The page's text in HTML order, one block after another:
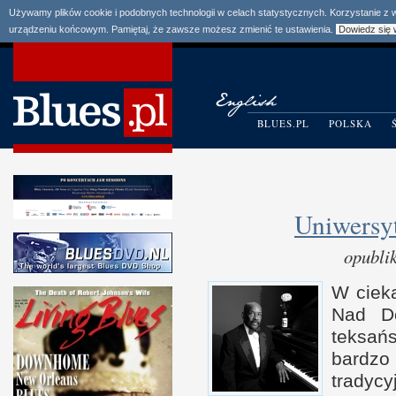
Używamy plików cookie i podobnych technologii w celach statystycznych. Korzystanie
urządzeniu końcowym. Pamiętaj, że zawsze możesz zmienić te ustawienia.
Dowiedz się
BLUES.PL POLSKA
W
Nad